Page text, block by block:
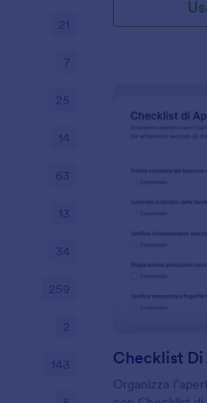
Checklist Di
Organizza
21
7
25
14
63
13
34
259
2
143